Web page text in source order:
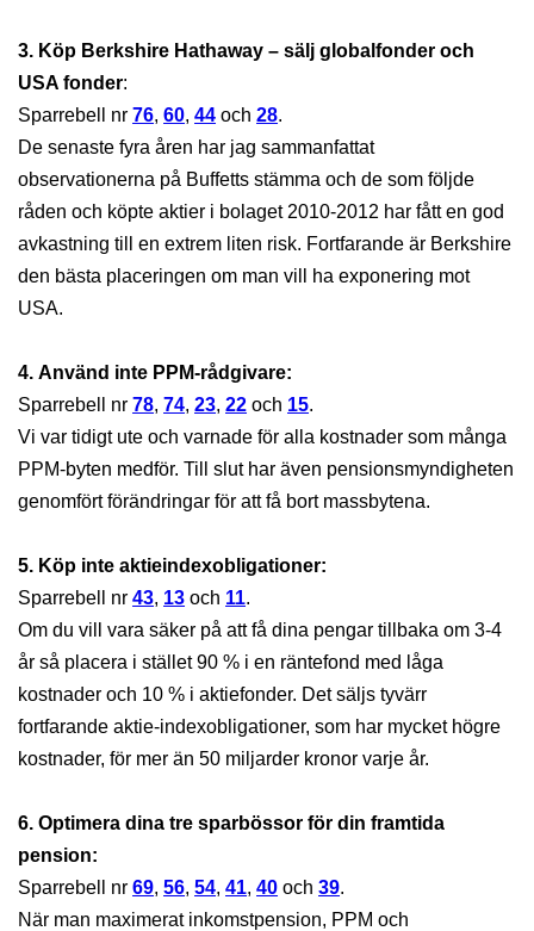
3. Köp Berkshire Hathaway – sälj globalfonder och
USA fonder:
Sparrebell nr76,60,44 och28.
De senaste fyra åren har jag sammanfattat
observationerna på Buffetts stämma och de som följde
råden och köpte aktier i bolaget 2010-2012 har fått en god
avkastning till en extrem liten risk. Fortfarande är Berkshire
den bästa placeringen om man vill ha exponering mot
USA.
4. Använd inte PPM-rådgivare:
Sparrebell nr78,74,23,22 och 15.
Vi var tidigt ute och varnade för alla kostnader som många
PPM-byten medför. Till slut har även pensionsmyndigheten
genomfört förändringar för att få bort massbytena.
5. Köp inte aktieindexobligationer:
Sparrebell nr43, 13 och 11.
Om du vill vara säker på att få dina pengar tillbaka om 3-4
år så placera i stället 90 % i en räntefond med låga
kostnader och 10 % i aktiefonder. Det säljs tyvärr
fortfarande aktie-indexobligationer, som har mycket högre
kostnader, för mer än 50 miljarder kronor varje år.
6. Optimera dina tre sparbössor för din framtida
pension:
Sparrebell nr69,56,54,41,40 och39.
När man maximerat inkomstpension, PPM och